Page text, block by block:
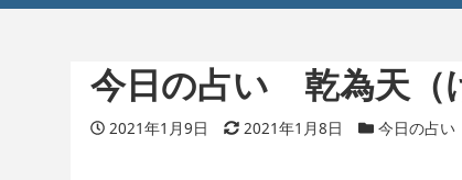
今日の占い 乾為天（
投稿日
2021年1月9日 更新日
2021年1月8日 カテゴリー
今日の占い